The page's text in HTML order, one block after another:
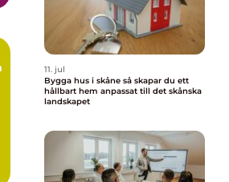
11. jul
Bygga hus i skåne så skapar du ett
hållbart hem anpassat till det skånska
landskapet